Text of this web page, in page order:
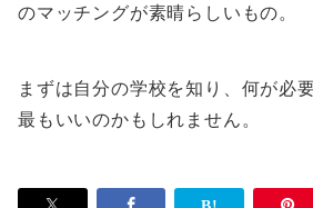
のマッチングが素晴らしいもの。
まずは自分の学校を知り、何が必
最もいいのかもしれません。